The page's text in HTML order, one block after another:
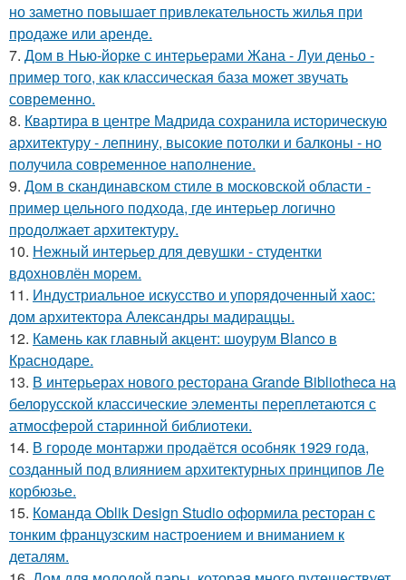
но заметно повышает привлекательность жилья при
продаже или аренде.
7. Дом в Нью-йорке с интерьерами Жана - Луи деньо -
пример того, как классическая база может звучать
современно.
8. Квартира в центре Мадрида сохранила историческую
архитектуру - лепнину, высокие потолки и балконы - но
получила современное наполнение.
9. Дом в скандинавском стиле в московской области -
пример цельного подхода, где интерьер логично
продолжает архитектуру.
10. Нежный интерьер для девушки - студентки
вдохновлён морем.
11. Индустриальное искусство и упорядоченный хаос:
дом архитектора Александры мадираццы.
12. Камень как главный акцент: шоурум Blanco в
Краснодаре.
13. В интерьерах нового ресторана Grande Bibliotheca на
белорусской классические элементы переплетаются с
атмосферой старинной библиотеки.
14. В городе монтаржи продаётся особняк 1929 года,
созданный под влиянием архитектурных принципов Ле
корбюзье.
15. Команда Oblik Design Studio оформила ресторан с
тонким французским настроением и вниманием к
деталям.